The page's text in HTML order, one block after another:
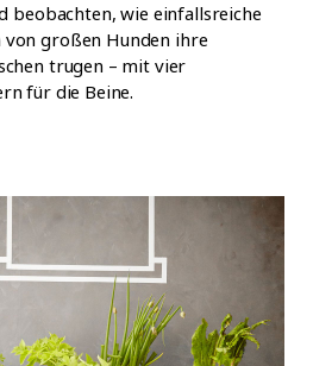
beobachten, wie einfallsreiche
von großen Hunden ihre
trugen – mit vier
für die Beine.